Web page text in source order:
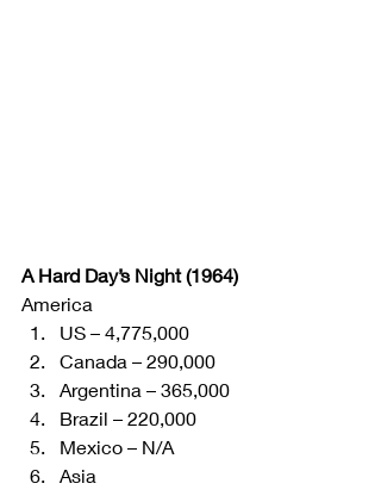
A Hard Day’s Night (1964)
America
US – 4,775,000
Canada – 290,000
Argentina – 365,000
Brazil – 220,000
Mexico – N/A
Asia